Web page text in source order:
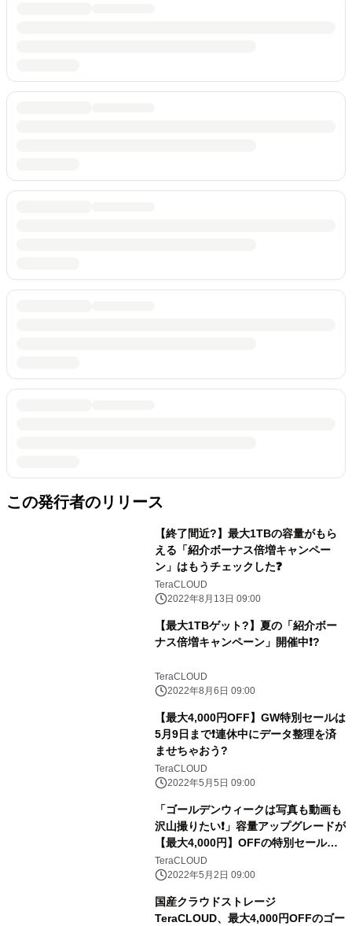
この発行者のリリース
【終了間近?】最大1TBの容量がもら
える「紹介ボーナス倍増キャンペー
ン」はもうチェックした❓
TeraCLOUD
2022年8月13日 09:00
【最大1TBゲット?】夏の「紹介ボー
ナス倍増キャンペーン」開催中❗️?
TeraCLOUD
2022年8月6日 09:00
【最大4,000円OFF】GW特別セールは
5月9日まで❗️連休中にデータ整理を済
ませちゃおう?
TeraCLOUD
2022年5月5日 09:00
「ゴールデンウィークは写真も動画も
沢山撮りたい❗️」容量アップグレードが
【最大4,000円】OFFの特別セール開
催?
TeraCLOUD
2022年5月2日 09:00
国産クラウドストレージ
TeraCLOUD、最大4,000円OFFのゴー